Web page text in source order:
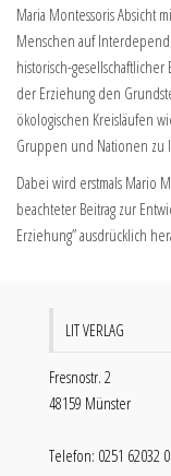
Maria Montessoris Absicht
Menschen auf
historisch-
der Erziehung den
ökologischen Kreisläufen
Gruppen und Nationen zu
Dabei wird erstmals Mario
beachteter Beitrag zur
Erziehung” ausdrücklich
LIT VERLAG
Fresnostr. 2
48159 Münster
Telefon: 0251 62032 0